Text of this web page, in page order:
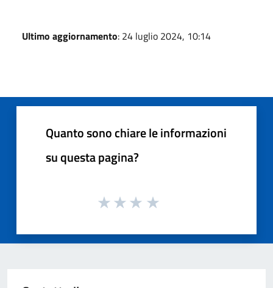
Ultimo aggiornamento: 24 luglio 2024, 10:14
Quanto sono chiare le informazioni
su questa pagina?